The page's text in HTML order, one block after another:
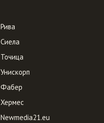
Рива
Сиела
Точица
Унискорп
Фабер
Хермес
Newmedia21.eu